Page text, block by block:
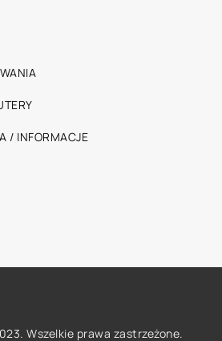
/ INFORMACJE
Wszelkie prawa zastrzeżone.